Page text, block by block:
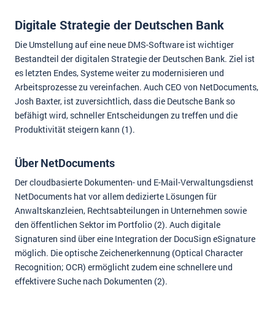
Digitale Strategie der Deutschen Bank
Die Umstellung auf eine neue DMS-Software ist wichtiger
Bestandteil der digitalen Strategie der Deutschen Bank. Ziel ist
es letzten Endes, Systeme weiter zu modernisieren und
Arbeitsprozesse zu vereinfachen. Auch CEO von NetDocuments,
Josh Baxter, ist zuversichtlich, dass die Deutsche Bank so
befähigt wird, schneller Entscheidungen zu treffen und die
Produktivität steigern kann (1).
Über NetDocuments
Der cloudbasierte Dokumenten- und E-Mail-Verwaltungsdienst
NetDocuments hat vor allem dedizierte Lösungen für
Anwaltskanzleien, Rechtsabteilungen in Unternehmen sowie
den öffentlichen Sektor im Portfolio (2). Auch digitale
Signaturen sind über eine Integration der DocuSign eSignature
möglich. Die optische Zeichenerkennung (Optical Character
Recognition; OCR) ermöglicht zudem eine schnellere und
effektivere Suche nach Dokumenten (2).